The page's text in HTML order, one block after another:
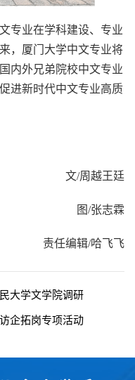
专业在学科建设、专业
，厦门大学中文专业将
内外兄弟院校中文专业
进新时代中文专业高质
文/周越王廷
图/张志霖
责任编辑/哈飞飞
大学文学院调研
企拓岗专项活动